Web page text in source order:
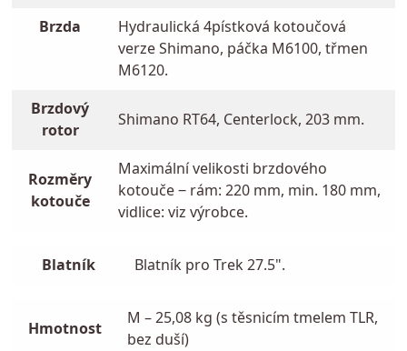
Brzda
Hydraulická 4pístková kotoučová
verze Shimano, páčka M6100, třmen
M6120.
Brzdový
rotor
Shimano RT64, Centerlock, 203 mm.
Rozměry
kotouče
Maximální velikosti brzdového
kotouče ‒ rám: 220 mm, min. 180 mm,
vidlice: viz výrobce.
Blatník Blatník pro Trek 27.5".
Hmotnost
M – 25,08 kg (s těsnicím tmelem TLR,
bez duší)